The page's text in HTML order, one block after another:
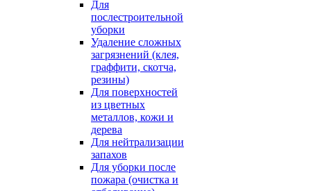
Для
послестроительной
уборки
Удаление сложных
загрязнений (клея,
граффити, скотча,
резины)
Для поверхностей
из цветных
металлов, кожи и
дерева
Для нейтрализации
запахов
Для уборки после
пожара (очистка и